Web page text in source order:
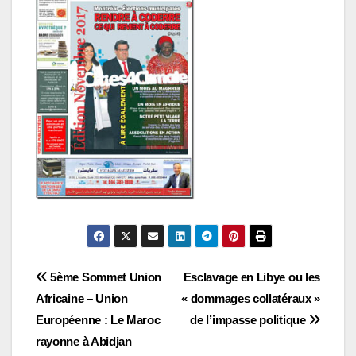
Navigation
de
l’article
Esclavage en Libye ou les
« dommages collatéraux »
de l’impasse politique
5ème Sommet Union
Africaine – Union
Européenne : Le Maroc
rayonne à Abidjan